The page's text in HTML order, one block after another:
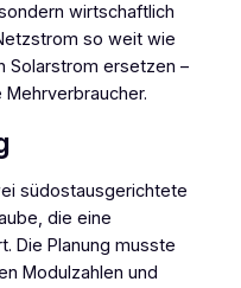
wirtschaftlich
so weit wie
Solarstrom ersetzen –
südostausgerichtete
die eine
Die Planung musste
Modulzahlen und